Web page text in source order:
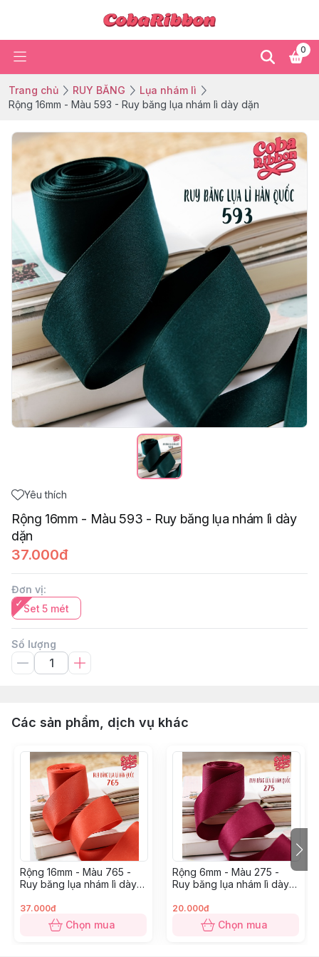
0
Trang chủ RUY BĂNG
Lụa nhám lì
Rộng 16mm - Màu 593 - Ruy băng lụa nhám lì dày dặn
Yêu thích
Rộng 16mm - Màu 593 - Ruy băng lụa nhám lì dày
dặn
37.000đ
Đơn vị:
Set 5 mét
Số lượng
Các sản phẩm, dịch vụ khác
Rộng 16mm - Màu 765 -
Ruy băng lụa nhám lì dày
37.000đ
Chọn mua
Rộng 6mm - Màu 275 -
Ruy băng lụa nhám lì dày
20.000đ
Chọn mua